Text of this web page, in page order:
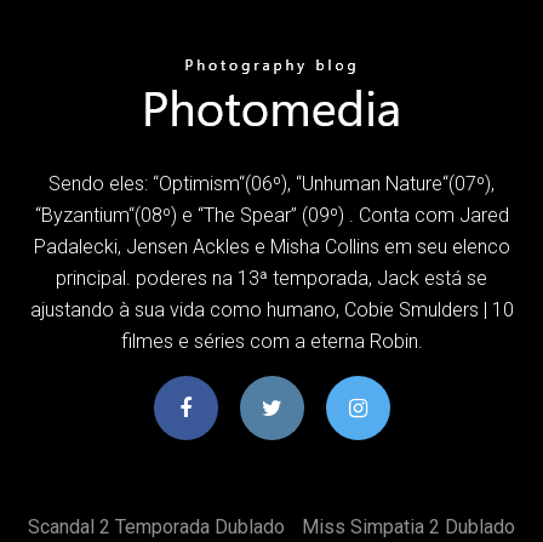
Sendo eles: “Optimism“(06º), “Unhuman Nature“(07º),
“Byzantium“(08º) e “The Spear” (09º) . Conta com Jared
Padalecki, Jensen Ackles e Misha Collins em seu elenco
principal. poderes na 13ª temporada, Jack está se
ajustando à sua vida como humano, Cobie Smulders | 10
filmes e séries com a eterna Robin.
Scandal 2 Temporada Dublado Miss Simpatia 2 Dublado